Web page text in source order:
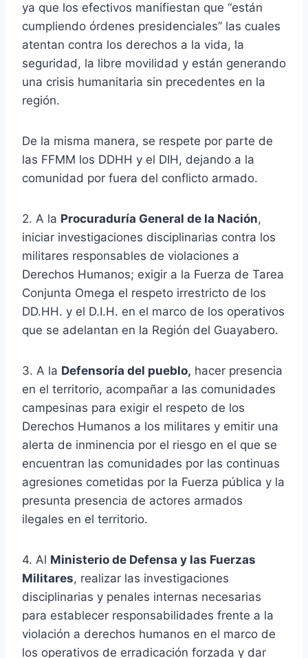
ya que los efectivos manifiestan que “están
cumpliendo órdenes presidenciales” las cuales
atentan contra los derechos a la vida, la
seguridad, la libre movilidad y están generando
una crisis humanitaria sin precedentes en la
región.
De la misma manera, se respete por parte de
las FFMM los DDHH y el DIH, dejando a la
comunidad por fuera del conflicto armado.
2. A la Procuraduría General de la Nación,
iniciar investigaciones disciplinarias contra los
militares responsables de violaciones a
Derechos Humanos; exigir a la Fuerza de Tarea
Conjunta Omega el respeto irrestricto de los
DD.HH. y el D.I.H. en el marco de los operativos
que se adelantan en la Región del Guayabero.
3. A la Defensoría del pueblo, hacer presencia
en el territorio, acompañar a las comunidades
campesinas para exigir el respeto de los
Derechos Humanos a los militares y emitir una
alerta de inminencia por el riesgo en el que se
encuentran las comunidades por las continuas
agresiones cometidas por la Fuerza pública y la
presunta presencia de actores armados
ilegales en el territorio.
4. Al Ministerio de Defensa y las Fuerzas
Militares, realizar las investigaciones
disciplinarias y penales internas necesarias
para establecer responsabilidades frente a la
violación a derechos humanos en el marco de
los operativos de erradicación forzada y dar